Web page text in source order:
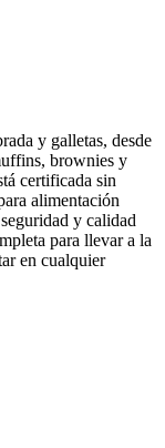
y galletas, desde
brownies y
certificada sin
alimentación
seguridad y calidad
para llevar a la
en cualquier